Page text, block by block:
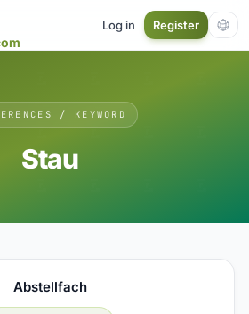
Log in Register
/ KEYWORD
Stau
Abstellfach